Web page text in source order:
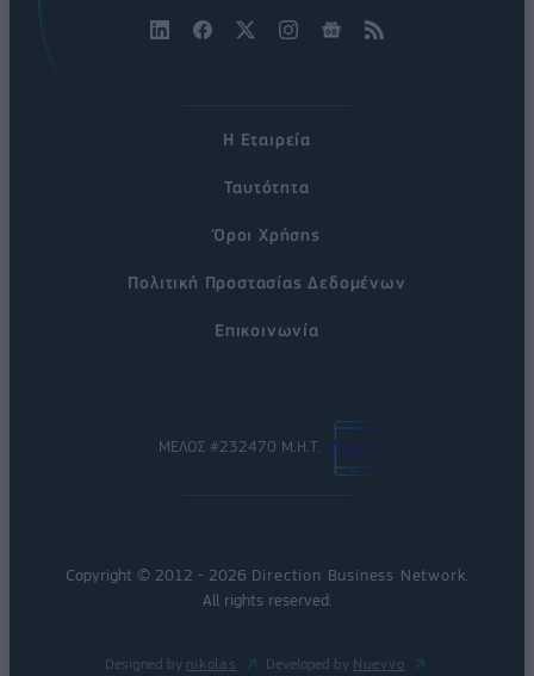
Η Εταιρεία
Ταυτότητα
Όροι Χρήσης
Πολιτική Προστασίας Δεδομένων
Επικοινωνία
ΜΕΛΟΣ #232470 Μ.Η.Τ.
Copyright © 2012 - 2026 Direction Business Network.
All rights reserved.
Designed by nikolas Developed by Nuevvo